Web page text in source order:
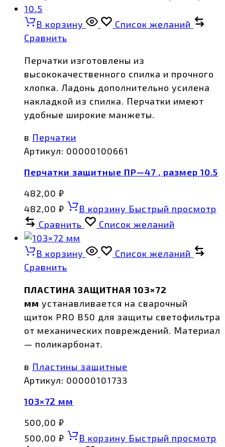
В корзину
Список желаний
Сравнить
Перчатки изготовлены из
высококачественного спилка и прочного
хлопка. Ладонь дополнительно усилена
накладкой из спилка. Перчатки имеют
удобные широкие манжеты.
в Перчатки
Артикул: 00000100661
Перчатки защитные ПР—47 , размер 10.5
482,00 ₽
482,00 ₽ В корзину Быстрый просмотр
Сравнить
Список желаний
В корзину
Список желаний
Сравнить
ПЛАСТИНА ЗАЩИТНАЯ 103×72
мм устанавливается на сварочный
щиток PRO B50 для защиты светофильтра
от механических повреждений. Материал
— поликарбонат.
в Пластины защитные
Артикул: 00000101733
103×72 мм
500,00 ₽
500,00 ₽ В корзину Быстрый просмотр